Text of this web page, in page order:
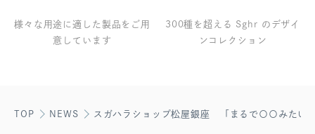
様々な用途に適した製品をご用
意しています
300種を超える Sghr のデザイ
ンコレクション
TOP NEWS スガハラショップ松屋銀座 「まるで〇〇みたい